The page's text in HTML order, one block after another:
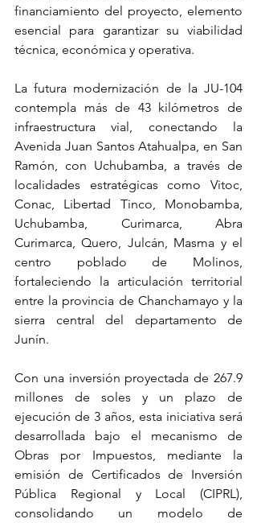
financiamiento del proyecto, elemento
esencial para garantizar su viabilidad
técnica, económica y operativa.
La futura modernización de la JU-104
contempla más de 43 kilómetros de
infraestructura vial, conectando la
Avenida Juan Santos Atahualpa, en San
Ramón, con Uchubamba, a través de
localidades estratégicas como Vitoc,
Conac, Libertad Tinco, Monobamba,
Uchubamba, Curimarca, Abra
Curimarca, Quero, Julcán, Masma y el
centro poblado de Molinos,
fortaleciendo la articulación territorial
entre la provincia de Chanchamayo y la
sierra central del departamento de
Junín.
Con una inversión proyectada de 267.9
millones de soles y un plazo de
ejecución de 3 años, esta iniciativa será
desarrollada bajo el mecanismo de
Obras por Impuestos, mediante la
emisión de Certificados de Inversión
Pública Regional y Local (CIPRL),
consolidando un modelo de